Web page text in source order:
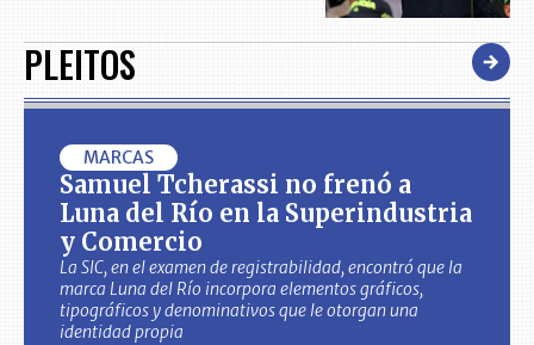
PLEITOS
MARCAS
Samuel Tcherassi no frenó a
Luna del Río en la Superindustria
y Comercio
La SIC, en el examen de registrabilidad, encontró que la
marca Luna del Río incorpora elementos gráficos,
tipográficos y denominativos que le otorgan una
identidad propia